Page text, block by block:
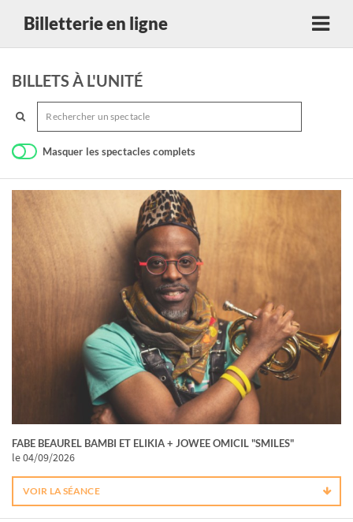
Billetterie en ligne
BILLETS À L'UNITÉ
Masquer les spectacles complets
FABE BEAUREL BAMBI ET ELIKIA + JOWEE OMICIL "SMILES"
le 04/09/2026
VOIR LA SÉANCE